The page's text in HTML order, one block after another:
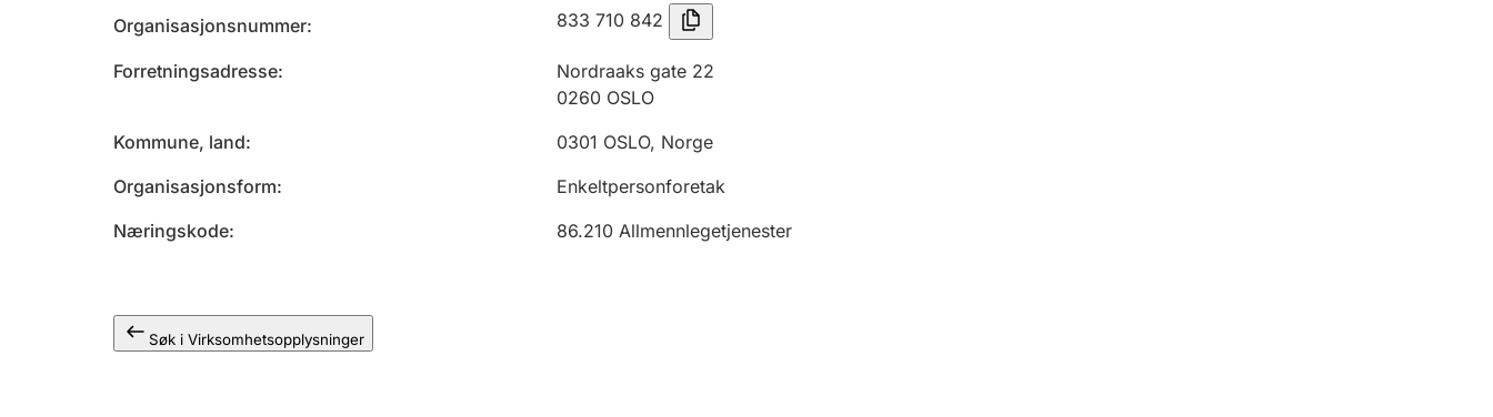
Organisasjonsnummer 833 710 842
Forretningsadresse
Nordraaks gate 22
0260 OSLO
Kommune, land
0301 OSLO, Norge
Organisasjonsform
Enkeltpersonforetak
Næringskode
86.210 Allmennlegetjenester
Søk i Virksomhetsopplysninger